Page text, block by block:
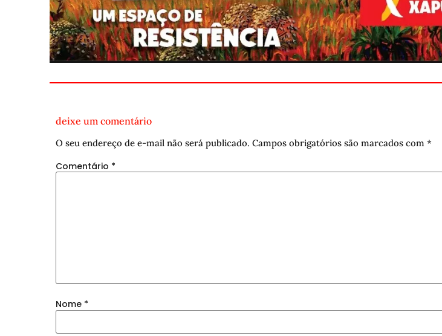
deixe um comentário
O seu endereço de e-mail não será publicado. Campos obrigatórios são marcados com *
Comentário *
Nome *